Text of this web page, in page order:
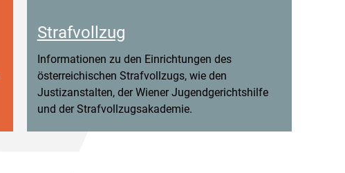
Strafvollzug
Informationen zu den Einrichtungen des
österreichischen Strafvollzugs, wie den
Justizanstalten, der Wiener Jugendgerichtshilfe
und der Strafvollzugsakademie.